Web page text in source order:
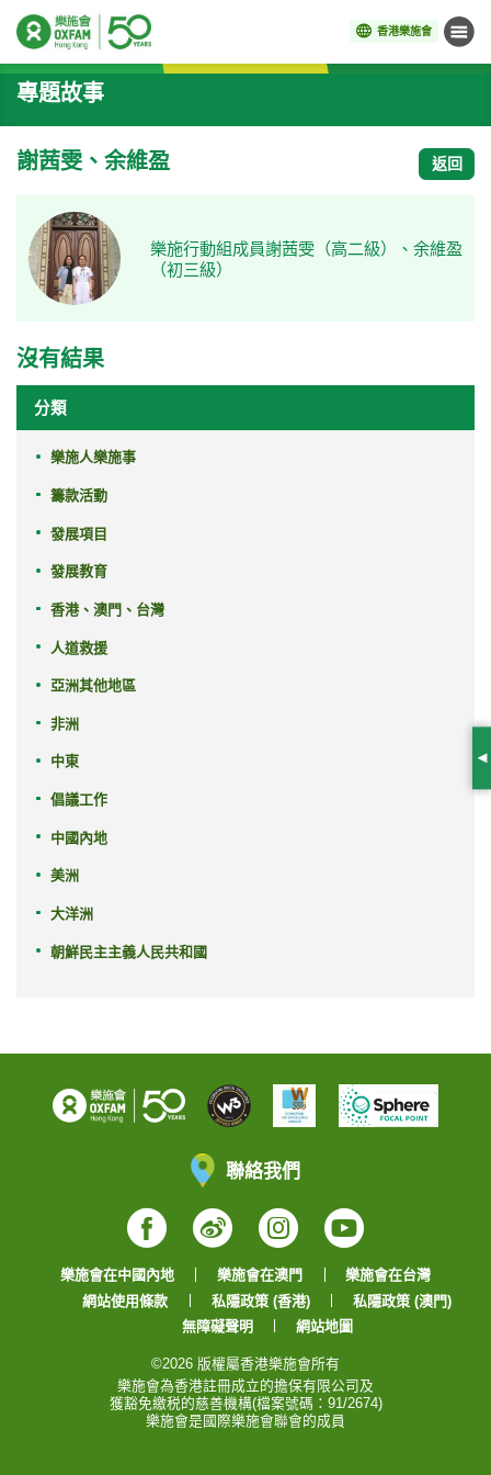
香港樂施會 目錄
開始主要內容
專題故事
謝茜雯、余維盈 返回
樂施行動組成員謝茜雯（高二級）、余維盈
（初三級）
沒有結果
分類
樂施人樂施事
籌款活動
發展項目
發展教育
香港、澳門、台灣
人道救援
亞洲其他地區
非洲
中東
倡議工作
中國內地
美洲
大洋洲
朝鮮民主主義人民共和國
聯絡我們
Facebook
WeiboInstagram
YouTube
樂施會在中國內地 樂施會在澳門
樂施會在台灣
網站使用條款
私隱政策 (香港)
私隱政策 (澳門)
無障礙聲明
網站地圖
©2026 版權屬香港樂施會所有
樂施會為香港註冊成立的擔保有限公司及
獲豁免繳税的慈善機構(檔案號碼：91/2674)
樂施會是國際樂施會聯會的成員